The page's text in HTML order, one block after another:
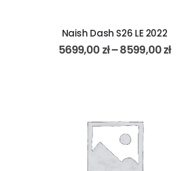
Naish Dash S26 LE 2022
5699,00 zł–8599,00zł